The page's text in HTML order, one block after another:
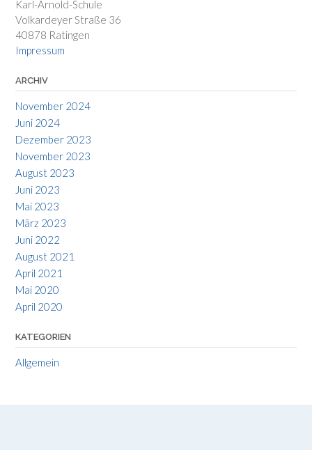
Karl-Arnold-Schule
Volkardeyer Straße 36
40878 Ratingen
Impressum
ARCHIV
November 2024
Juni 2024
Dezember 2023
November 2023
August 2023
Juni 2023
Mai 2023
März 2023
Juni 2022
August 2021
April 2021
Mai 2020
April 2020
KATEGORIEN
Allgemein